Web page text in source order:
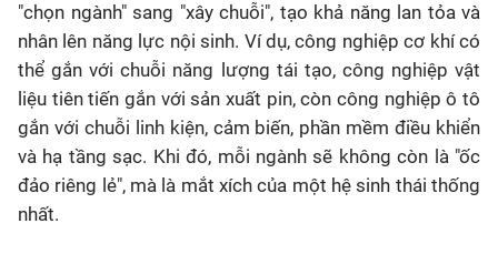
"chọn ngành" sang "xây chuỗi", tạo khả năng lan tỏa và
nhân lên năng lực nội sinh. Ví dụ, công nghiệp cơ khí có
thể gắn với chuỗi năng lượng tái tạo, công nghiệp vật
liệu tiên tiến gắn với sản xuất pin, còn công nghiệp ô tô
gắn với chuỗi linh kiện, cảm biến, phần mềm điều khiển
và hạ tầng sạc. Khi đó, mỗi ngành sẽ không còn là "ốc
đảo riêng lẻ", mà là mắt xích của một hệ sinh thái thống
nhất.